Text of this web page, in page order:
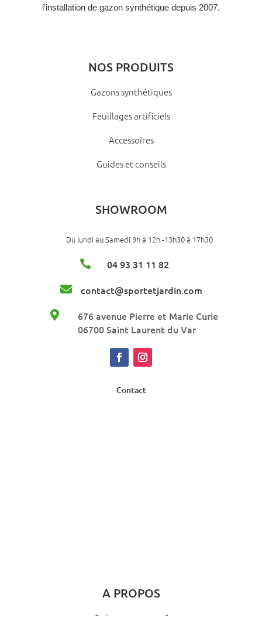
l’installation de gazon synthétique depuis 2007.
NOS PRODUITS
Gazons synthétiques
Feuillages artificiels
Accessoires
Guides et conseils
SHOWROOM
Du lundi au Samedi 9h à 12h -13h30 à 17h30
 04 93 31 11 82
 contact@sportetjardin.com

676 avenue Pierre et Marie Curie
06700 Saint Laurent du Var
Contact
A PROPOS
Qui sommes-nous ?